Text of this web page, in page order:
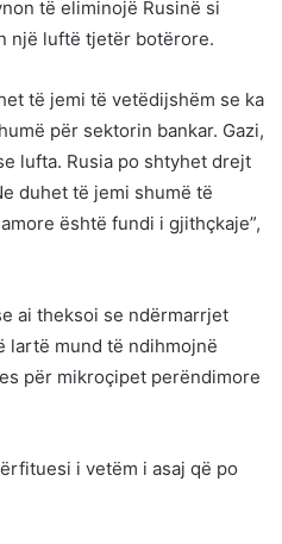
të eliminojë Rusinë si
një luftë tjetër botërore.
të jemi të vetëdijshëm se ka
për sektorin bankar. Gazi,
lufta. Rusia po shtyhet drejt
duhet të jemi shumë të
është fundi i gjithçkaje”,
ai theksoi se ndërmarrjet
lartë mund të ndihmojnë
për mikroçipet perëndimore
i vetëm i asaj që po